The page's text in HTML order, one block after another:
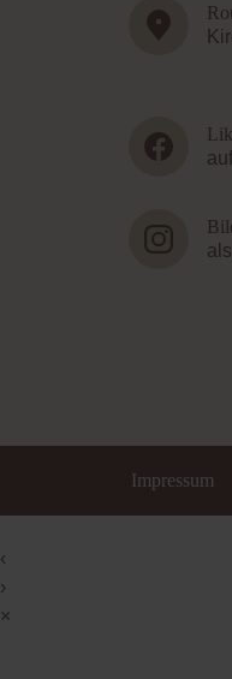
Impressum
‹
›
×